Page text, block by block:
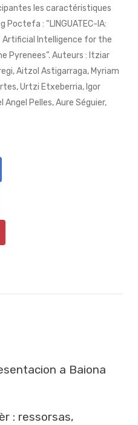
les caractéristiques
: “LINGUATEC-IA:
Artificial Intelligence for the
Pyrenees”. Auteurs : Itziar
Aitzol Astigarraga, Myriam
Urtzi Etxeberria, Igor
Pelles, Aure Séguier,
a Baiona
: ressorsas,